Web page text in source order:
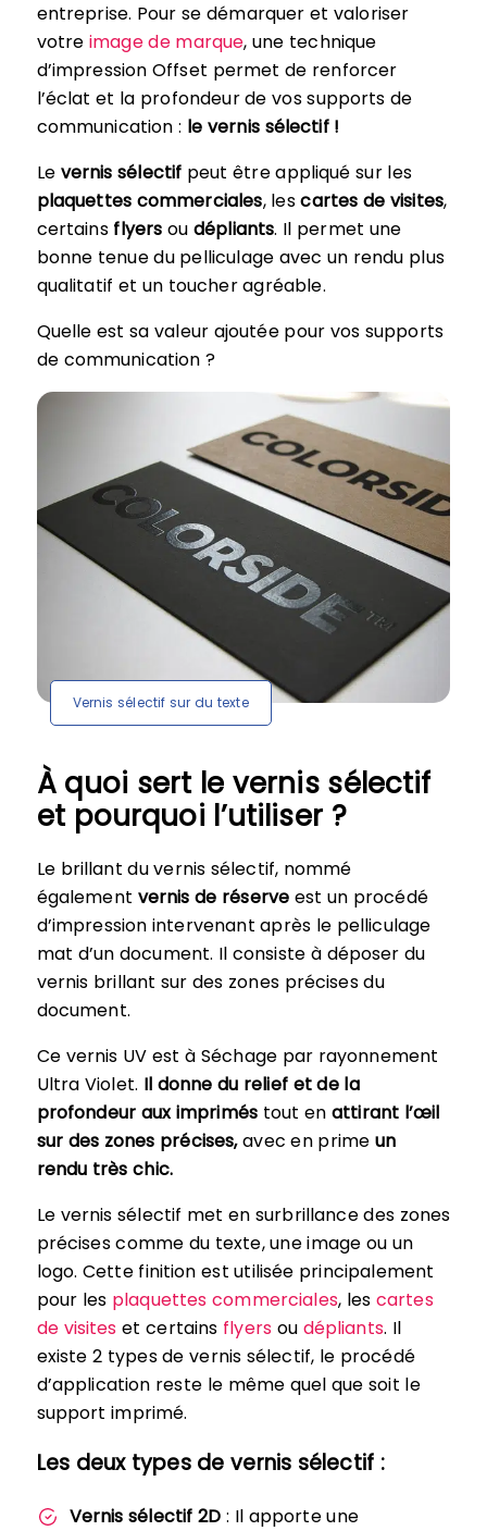
entreprise. Pour se démarquer et valoriser
votre image de marque, une technique
d’impression Offset permet de renforcer
l’éclat et la profondeur de vos supports de
communication : le vernis sélectif !
Le vernis sélectif peut être appliqué sur les
plaquettes commerciales, lescartes de visites,
certains flyers ou dépliants. Il permet une
bonne tenue du pelliculage avec un rendu plus
qualitatif et un toucher agréable.
Quelle est sa valeur ajoutée pour vos supports
de communication ?
Vernis sélectif sur du texte
À quoi sert le vernis sélectif
et pourquoi l’utiliser ?
Le brillant du vernis sélectif, nommé
également vernis de réserve est un procédé
d’impression intervenant après le pelliculage
mat d’un document. Il consiste à déposer du
vernis brillant sur des zones précises du
document.
Ce vernis UV est à Séchage par rayonnement
Ultra Violet. Il donne du relief et de la
profondeur aux imprimés tout en attirant l’œil
sur des zones précises,avec en prime un
rendu très chic.
Le vernis sélectif met en surbrillance des zones
précises comme du texte, une image ou un
logo. Cette finition est utilisée principalement
pour les plaquettes commerciales, les cartes
de visites et certains flyersou dépliants. Il
existe 2 types de vernis sélectif, le procédé
d’application reste le même quel que soit le
support imprimé.
Les deux types de vernis sélectif :
Vernis sélectif 2D : Il apporte une